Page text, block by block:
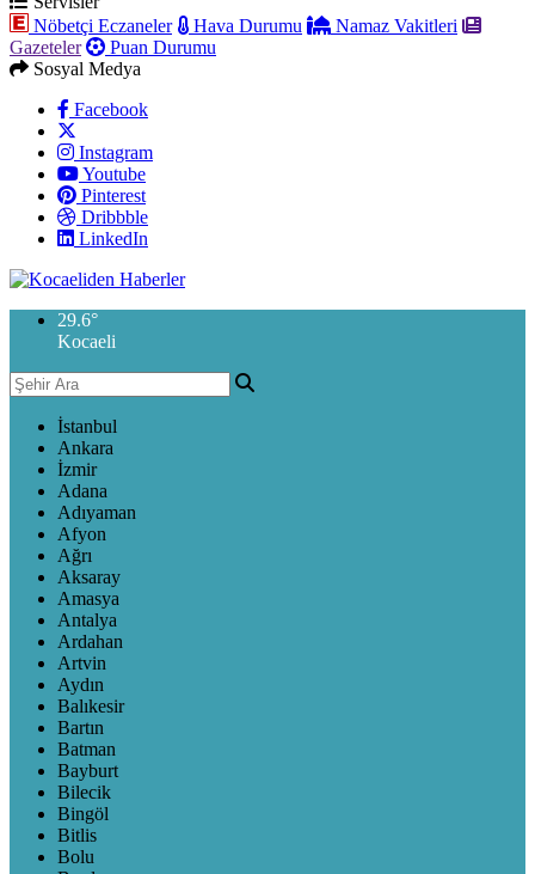
Nöbetçi Eczaneler
Hava Durumu
Namaz Vakitleri
Gazeteler
Puan Durumu
Sosyal Medya
Facebook
Instagram
Youtube
Pinterest
Dribbble
LinkedIn
29.6°
Kocaeli
İstanbul
Ankara
İzmir
Adana
Adıyaman
Afyon
Ağrı
Aksaray
Amasya
Antalya
Ardahan
Artvin
Aydın
Balıkesir
Bartın
Batman
Bayburt
Bilecik
Bingöl
Bitlis
Bolu